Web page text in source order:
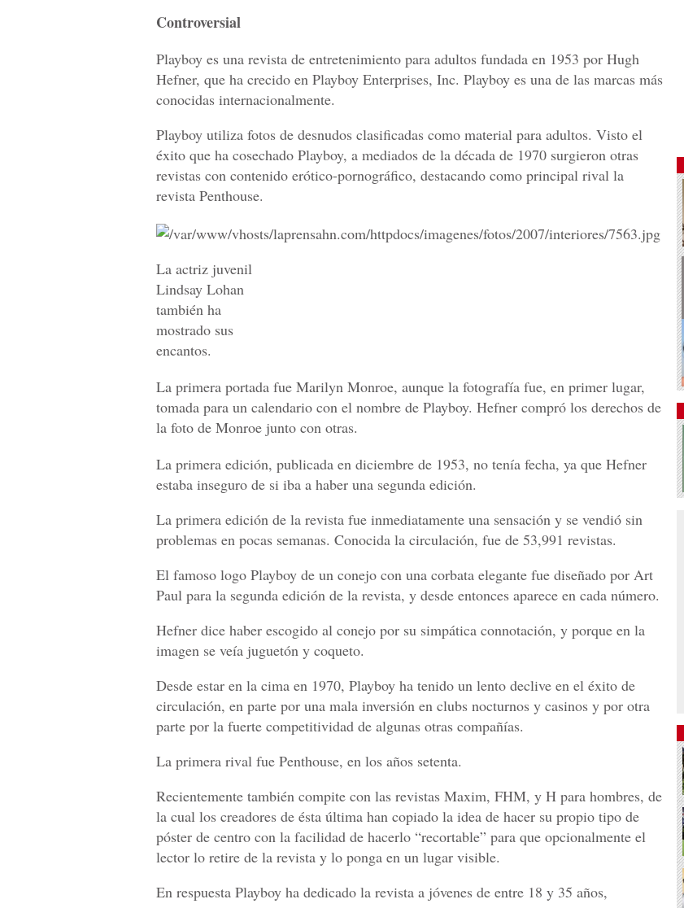
Controversial
Playboy es una revista de entretenimiento para adultos fundada en 1953 por Hugh
Hefner, que ha crecido en Playboy Enterprises, Inc. Playboy es una de las marcas más
conocidas internacionalmente.
Playboy utiliza fotos de desnudos clasificadas como material para adultos. Visto el
éxito que ha cosechado Playboy, a mediados de la década de 1970 surgieron otras
revistas con contenido erótico-pornográfico, destacando como principal rival la
revista Penthouse.
La actriz juvenil
Lindsay Lohan
también ha
mostrado sus
encantos.
La primera portada fue Marilyn Monroe, aunque la fotografía fue, en primer lugar,
tomada para un calendario con el nombre de Playboy. Hefner compró los derechos de
la foto de Monroe junto con otras.
La primera edición, publicada en diciembre de 1953, no tenía fecha, ya que Hefner
estaba inseguro de si iba a haber una segunda edición.
La primera edición de la revista fue inmediatamente una sensación y se vendió sin
problemas en pocas semanas. Conocida la circulación, fue de 53,991 revistas.
El famoso logo Playboy de un conejo con una corbata elegante fue diseñado por Art
Paul para la segunda edición de la revista, y desde entonces aparece en cada número.
Hefner dice haber escogido al conejo por su simpática connotación, y porque en la
imagen se veía juguetón y coqueto.
Desde estar en la cima en 1970, Playboy ha tenido un lento declive en el éxito de
circulación, en parte por una mala inversión en clubs nocturnos y casinos y por otra
parte por la fuerte competitividad de algunas otras compañías.
La primera rival fue Penthouse, en los años setenta.
Recientemente también compite con las revistas Maxim, FHM, y H para hombres, de
la cual los creadores de ésta última han copiado la idea de hacer su propio tipo de
póster de centro con la facilidad de hacerlo “recortable” para que opcionalmente el
lector lo retire de la revista y lo ponga en un lugar visible.
En respuesta Playboy ha dedicado la revista a jóvenes de entre 18 y 35 años,